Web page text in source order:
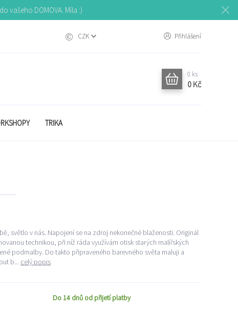
vašeho DOMOVA. Míla :)
CZK Přihlášení
0 ks
0 Kč
TRIKA
světlo v nás. Napojení se na zdroj nekonečné blaženosti. Originál
technikou, při níž ráda využívám otisk starých malířských
podmalby. Do takto připraveného barevného světa maluji a
b... celý popis
Do 14 dnů od přijetí platby